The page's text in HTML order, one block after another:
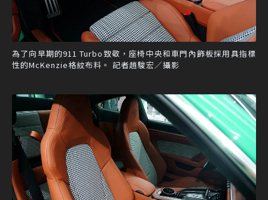
為了向早期的911 Turbo致敬，座椅中央和車門內飾板採用具指標
性的McKenzie格紋布料。 記者趙駿宏／攝影